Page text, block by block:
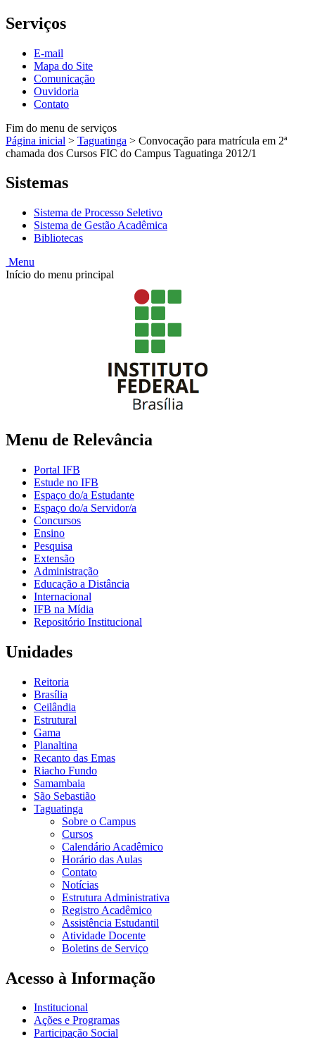
Serviços
E-mail
Mapa do Site
Comunicação
Ouvidoria
Contato
Fim do menu de serviços
Página inicial > Taguatinga > Convocação para matrícula em 2ª
chamada dos Cursos FIC do Campus Taguatinga 2012/1
Sistemas
Sistema de Processo Seletivo
Sistema de Gestão Acadêmica
Bibliotecas
Menu
Início do menu principal
Menu de Relevância
Portal IFB
Estude no IFB
Espaço do/a Estudante
Espaço do/a Servidor/a
Concursos
Ensino
Pesquisa
Extensão
Administração
Educação a Distância
Internacional
IFB na Mídia
Repositório Institucional
Unidades
Reitoria
Brasília
Ceilândia
Estrutural
Gama
Planaltina
Recanto das Emas
Riacho Fundo
Samambaia
São Sebastião
Taguatinga
Sobre o Campus
Cursos
Calendário Acadêmico
Horário das Aulas
Contato
Notícias
Estrutura Administrativa
Registro Acadêmico
Assistência Estudantil
Atividade Docente
Boletins de Serviço
Acesso à Informação
Institucional
Ações e Programas
Participação Social